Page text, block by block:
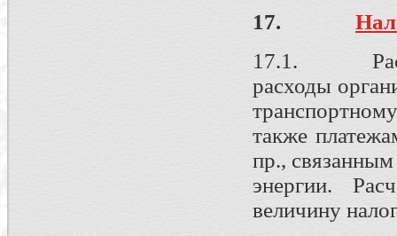
17.
17.1.
расходы
также
пр.,
энергии.
величину